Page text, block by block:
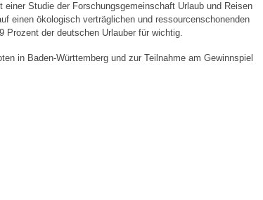
Studie der Forschungsgemeinschaft Urlaub und Reisen
einen ökologisch verträglichen und ressourcenschonenden
Prozent der deutschen Urlauber für wichtig.
in Baden-Württemberg und zur Teilnahme am Gewinnspiel